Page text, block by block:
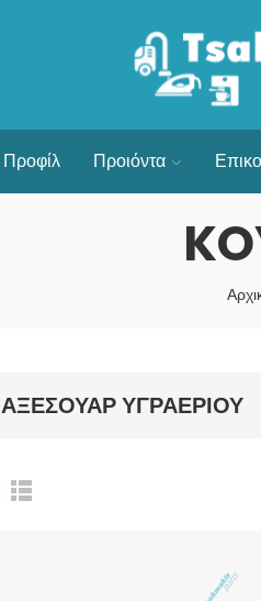
Προφίλ Προιόντα
ΑΞΕΣΟΥΑΡ ΥΓΡΑΕΡΙΟΥ